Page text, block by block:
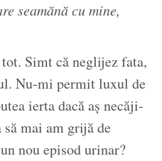
seamănă cu mine,
Simt că neglijez fata,
Nu-mi permit luxul de
ierta dacă aș necăji-
mai am grijă de
nou episod urinar?